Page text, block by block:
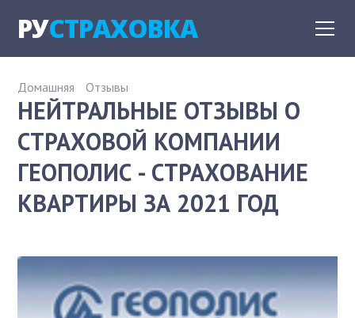
РУСТРАХОВКА
Домашняя Отзывы
НЕЙТРАЛЬНЫЕ ОТЗЫВЫ О
СТРАХОВОЙ КОМПАНИИ
ГЕОПОЛИС - СТРАХОВАНИЕ
КВАРТИРЫ ЗА 2021 ГОД